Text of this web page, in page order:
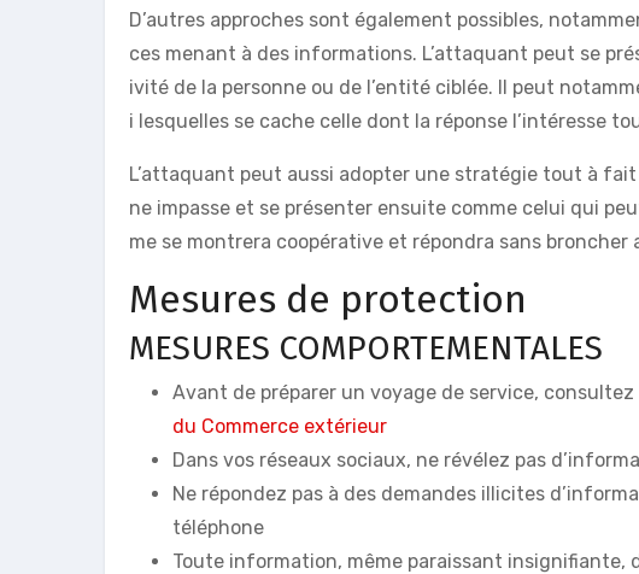
D’autres approches sont également possibles,
ces menant à des informations. L’attaquant peut se
ivité de la personne ou de l’entité ciblée. Il peut
i lesquelles se cache celle dont la réponse l’intéresse
L’attaquant peut aussi adopter une stratégie tout à
ne impasse et se présenter ensuite comme celui qui
me se montrera coopérative et répondra sans
Mesures de protection
MESURES COMPORTEMENTALES
Avant de préparer un voyage de service, consultez
du Commerce extérieur
Dans vos réseaux sociaux, ne révélez pas
Ne répondez pas à des demandes illicites
téléphone
Toute information, même paraissant